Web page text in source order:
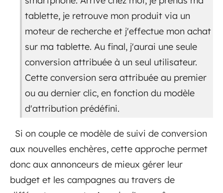
tablette, je retrouve mon produit via un
moteur de recherche et j'effectue mon achat
sur ma tablette. Au final, j'aurai une seule
conversion attribuée à un seul utilisateur.
Cette conversion sera attribuée au premier
ou au dernier clic, en fonction du modèle
d'attribution prédéfini.
Si on couple ce modèle de suivi de conversion
aux nouvelles enchères, cette approche permet
donc aux annonceurs de mieux gérer leur
budget et les campagnes au travers de